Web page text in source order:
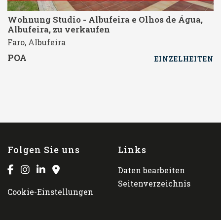
Wohnung Studio - Albufeira e Olhos de Água,
Albufeira, zu verkaufen
Faro, Albufeira
POA EINZELHEITEN
Folgen Sie uns
Cookie-Einstellungen
Links
Daten bearbeiten
Seitenverzeichnis